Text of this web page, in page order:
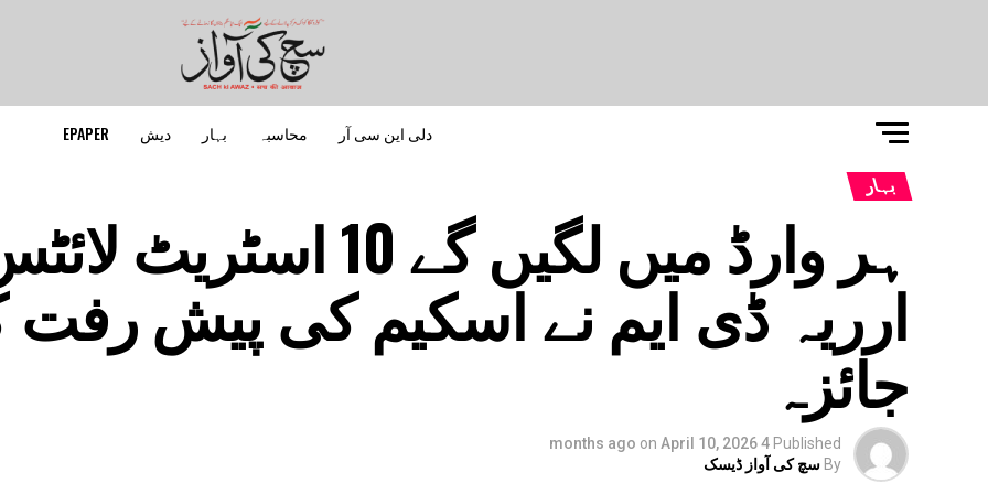
دلی این سی آر محاسبہ بہار دیش EPAPER
بہار
ہر وارڈ میں لگیں گے 10 اسٹریٹ
ارریہ ڈی ایم نے اسکیم کی پیش رفت
جائزہ
Published
4 months ago
on April 10, 2026
By سچ کی آواز ڈیسک